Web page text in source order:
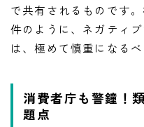
で共有されるものです
件のように、ネガティ
は、極めて慎重になるべ
消費者庁も警鐘！
題点